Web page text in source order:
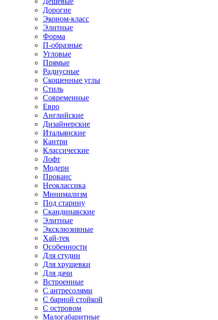
Дорогие
Эконом-класс
Элитные
Форма
П-образные
Угловые
Прямые
Радиусные
Скошенные углы
Стиль
Современные
Евро
Английские
Дизайнерские
Итальянские
Кантри
Классические
Лофт
Модерн
Прованс
Неоклассика
Минимализм
Под старину
Скандинавские
Элитные
Эксклюзивные
Хай-тек
Особенности
Для студии
Для хрущевки
Для дачи
Встроенные
С антресолями
С барной стойкой
С островом
Малогабаритные